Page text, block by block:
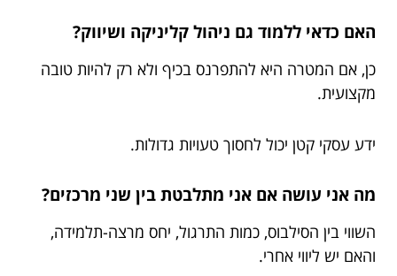
האם כדאי ללמוד גם ניהול קליניקה ושיווק?
כן, אם המטרה היא להתפרנס בכיף ולא רק להיות טובה
מקצועית.
ידע עסקי קטן יכול לחסוך טעויות גדולות.
מה אני עושה אם אני מתלבטת בין שני מרכזים?
השווי בין הסילבוס, כמות התרגול, יחס מרצה-תלמידה,
והאם יש ליווי אחרי.